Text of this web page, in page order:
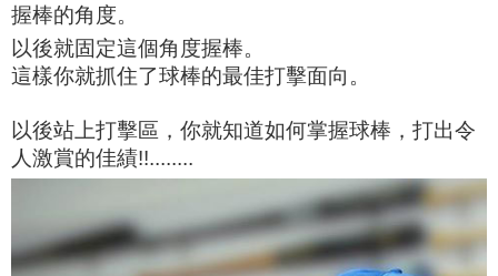
握棒的角度。
以後就固定這個角度握棒。
這樣你就抓住了球棒的最佳打擊面向。
以後站上打擊區，你就知道如何掌握球棒，打出令
人激賞的佳績!!........